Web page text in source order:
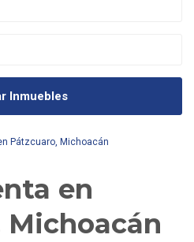
Inmuebles
Pátzcuaro, Michoacán
en
Michoacán